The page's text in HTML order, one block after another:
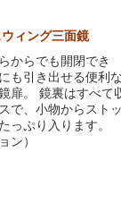
ウィング三面鏡
からでも開閉でき
も引き出せる便利
扉。 鏡裏はすべて
で、小物からスト
っぷり入ります。
ン）